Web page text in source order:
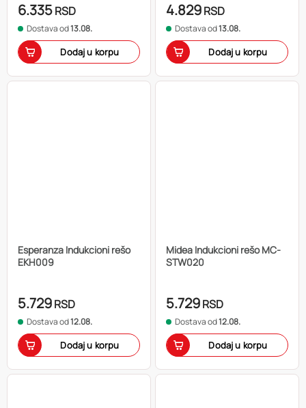
6.335RSD
Dostava od13.08.
Dodaj u korpu
4.829RSD
Dostava od13.08.
Dodaj u korpu
Esperanza Indukcioni rešo
EKH009
5.729RSD
Dostava od12.08.
Dodaj u korpu
Midea Indukcioni rešo MC-
STW020
5.729RSD
Dostava od12.08.
Dodaj u korpu